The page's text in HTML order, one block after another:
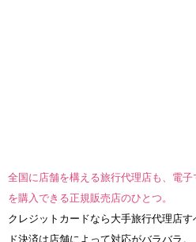
全国に店舗を構える旅行代理店も、電
を購入できる正規販売店のひとつ。
クレジットカードなら大手旅行代理店
ド決済は店舗によって対応がバラバラ。